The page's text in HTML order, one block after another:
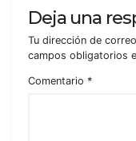
Deja una
Tu dirección de
campos obligatorios
Comentario *